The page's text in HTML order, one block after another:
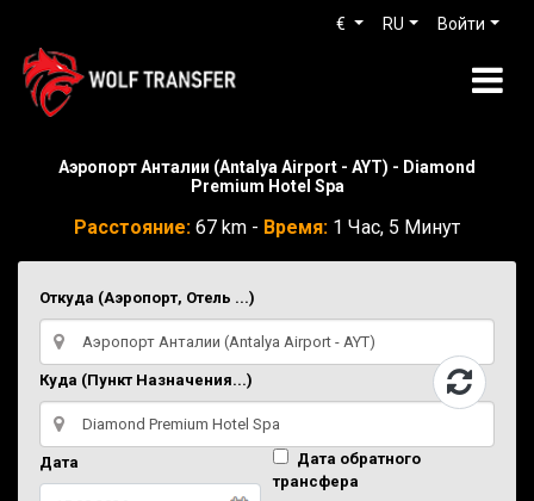
Войти
RU
€
Аэропорт Анталии (Antalya Airport - AYT) - Diamond
Premium Hotel Spa
Расстояние: 67 km - Время: 1 Час, 5 Минут
Откуда (Аэропорт, Отель ...)
Куда (Пункт Назначения...)
Дата
Дата обратного
трансфера